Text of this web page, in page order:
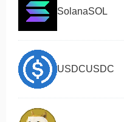
SolanaSOL
USDCUSDC